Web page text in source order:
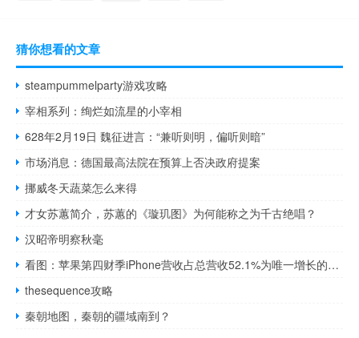
猜你想看的文章
steampummelparty游戏攻略
宰相系列：绚烂如流星的小宰相
628年2月19日 魏征进言：“兼听则明，偏听则暗”
市场消息：德国最高法院在预算上否决政府提案
挪威冬天蔬菜怎么来得
才女苏蕙简介，苏蕙的《璇玑图》为何能称之为千古绝唱？
汉昭帝明察秋毫
看图：苹果第四财季iPhone营收占总营收52.1%为唯一增长的硬件业务
thesequence攻略
秦朝地图，秦朝的疆域南到？